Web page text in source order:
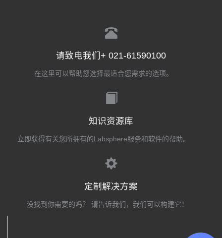
请致电我们+ 021-61590100
在这里可以帮助您选择最适合您需求的选项。
知识资源库
立即获得有关您所拥有的Labsphere服务和软件的帮助。
定制解决方案
没找到你需要的吗？ 请告诉我们，我们可以构建它！